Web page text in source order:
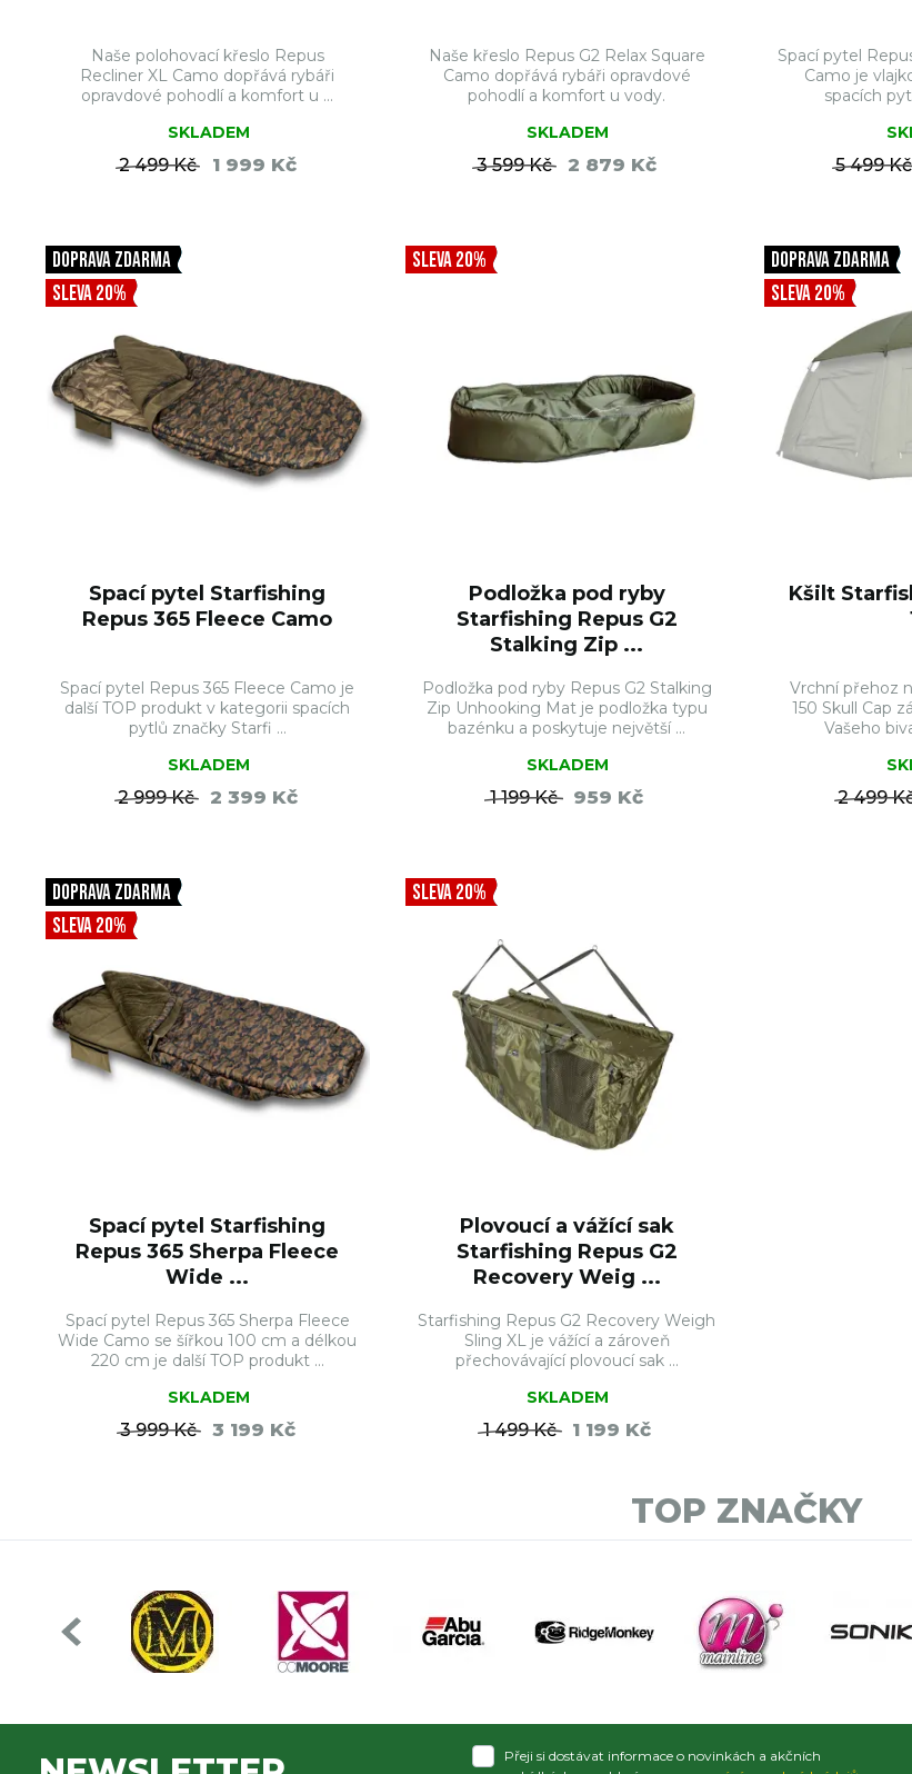
Naše polohovací křeslo Repus
Recliner XL Camo dopřává rybáři
opravdové pohodlí a komfort u ...
SKLADEM
2 499 Kč 1 999 Kč
Naše křeslo Repus G2 Relax Square
Camo dopřává rybáři opravdové
pohodlí a komfort u vody.
SKLADEM
3 599 Kč 2 879 Kč
Spací pytel
Camo je
spacích
5 499 Kč
DOPRAVA ZDARMA
SLEVA 20%
Spací pytel Starfishing
Repus 365 Fleece Camo
Spací pytel Repus 365 Fleece Camo je
další TOP produkt v kategorii spacích
pytlů značky Starfi ...
SKLADEM
2 999 Kč 2 399 Kč
SLEVA 20%
Podložka pod ryby
Starfishing Repus G2
Stalking Zip ...
Podložka pod ryby Repus G2 Stalking
Zip Unhooking Mat je podložka typu
bazénku a poskytuje největší ...
SKLADEM
1 199 Kč 959 Kč
DOPRAVA ZDARMA
SLEVA 20%
Kšilt
Vrchní přehoz
150 Skull Cap
Vašeho
2 499
DOPRAVA ZDARMA
SLEVA 20%
Spací pytel Starfishing
Repus 365 Sherpa Fleece
Wide ...
Spací pytel Repus 365 Sherpa Fleece
Wide Camo se šířkou 100 cm a délkou
220 cm je další TOP produkt ...
SKLADEM
3 999 Kč 3 199 Kč
SLEVA 20%
Plovoucí a vážící sak
Starfishing Repus G2
Recovery Weig ...
Starfishing Repus G2 Recovery Weigh
Sling XL je vážící a zároveň
přechovávající plovoucí sak ...
SKLADEM
1 499 Kč 1 199 Kč
TOP ZNAČKY
Přeji si dostávat informace o novinkách a akčních